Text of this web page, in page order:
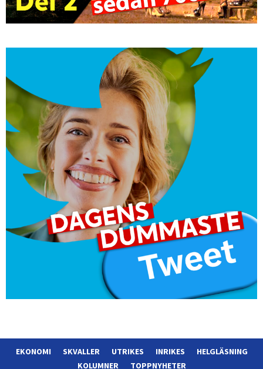
EKONOMI SKVALLER UTRIKES INRIKES
HELGLÄSNING
KOLUMNER
TOPPNYHETER